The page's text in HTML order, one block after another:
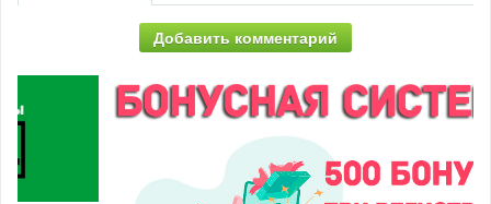
Добавить комментарий